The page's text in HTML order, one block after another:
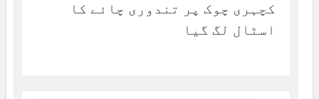
کچہری چوک پر تندوری چائے کا
اسٹال لگ گیا